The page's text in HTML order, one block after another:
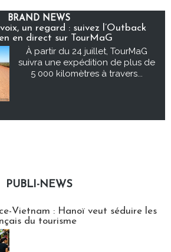
BRAND NEWS
un regard : suivez l’Outback
en direct sur TourMaG
À partir du 24 juillet, TourMaG
suivra une expédition de plus de
5 000 kilomètres à travers...
PUBLI-NEWS
Vietnam : Hanoï veut séduire les
du tourisme